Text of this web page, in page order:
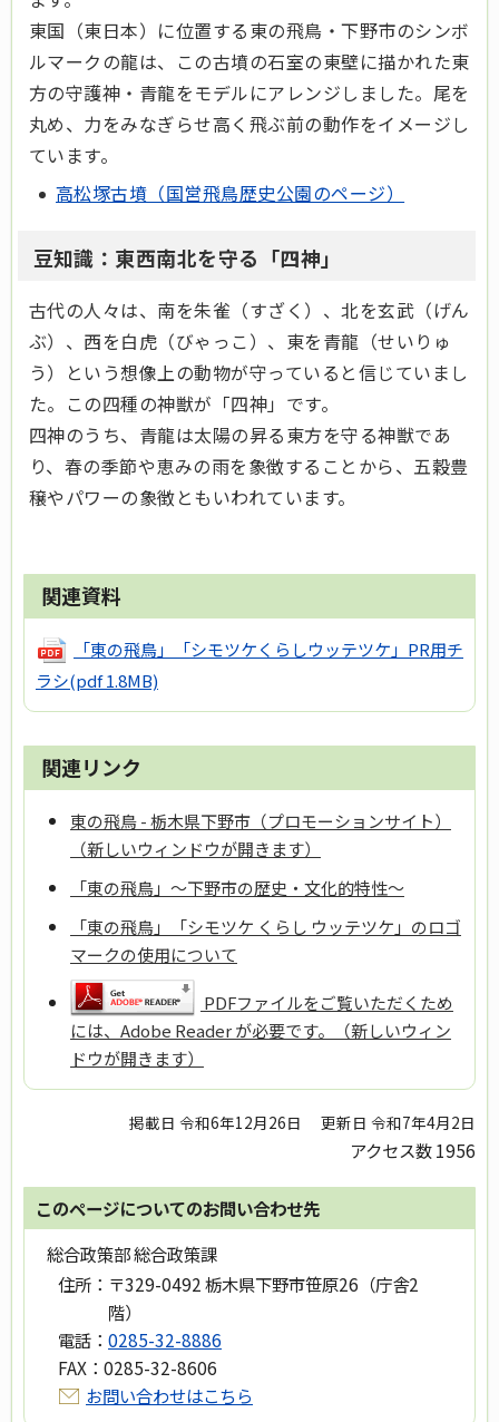
東国（東日本）に位置する東の飛鳥・下野市のシンボ
ルマークの龍は、この古墳の石室の東壁に描かれた東
方の守護神・青龍をモデルにアレンジしました。尾を
丸め、力をみなぎらせ高く飛ぶ前の動作をイメージし
ています。
高松塚古墳（国営飛鳥歴史公園のページ）
豆知識：東西南北を守る「四神」
古代の人々は、南を朱雀（すざく）、北を玄武（げん
ぶ）、西を白虎（びゃっこ）、東を青龍（せいりゅ
う）という想像上の動物が守っていると信じていまし
た。この四種の神獣が「四神」です。
四神のうち、青龍は太陽の昇る東方を守る神獣であ
り、春の季節や恵みの雨を象徴することから、五穀豊
穣やパワーの象徴ともいわれています。
関連資料
「東の飛鳥」「シモツケくらしウッテツケ」PR用チ
ラシ(pdf 1.8MB)
関連リンク
東の飛鳥 - 栃木県下野市（プロモーションサイト）
（新しいウィンドウが開きます）
「東の飛鳥」～下野市の歴史・文化的特性～
「東の飛鳥」「シモツケ くらし ウッテツケ」のロゴ
マークの使用について
PDFファイルをご覧いただくため
には、Adobe Reader が必要です。（新しいウィン
ドウが開きます）
掲載日 令和6年12月26日 更新日 令和7年4月2日
アクセス数1956
このページについてのお問い合わせ先
総合政策部 総合政策課
住所： 〒329-0492 栃木県下野市笹原26（庁舎2
階）
電話： 0285-32-8886
FAX： 0285-32-8606
お問い合わせはこちら